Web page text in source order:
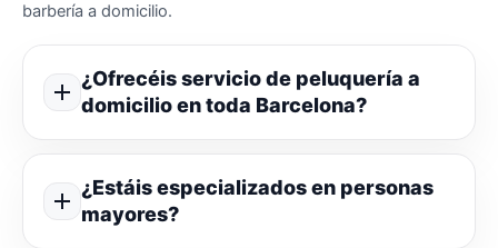
barbería a domicilio.
¿Ofrecéis servicio de peluquería a
domicilio en toda Barcelona?
¿Estáis especializados en personas
mayores?